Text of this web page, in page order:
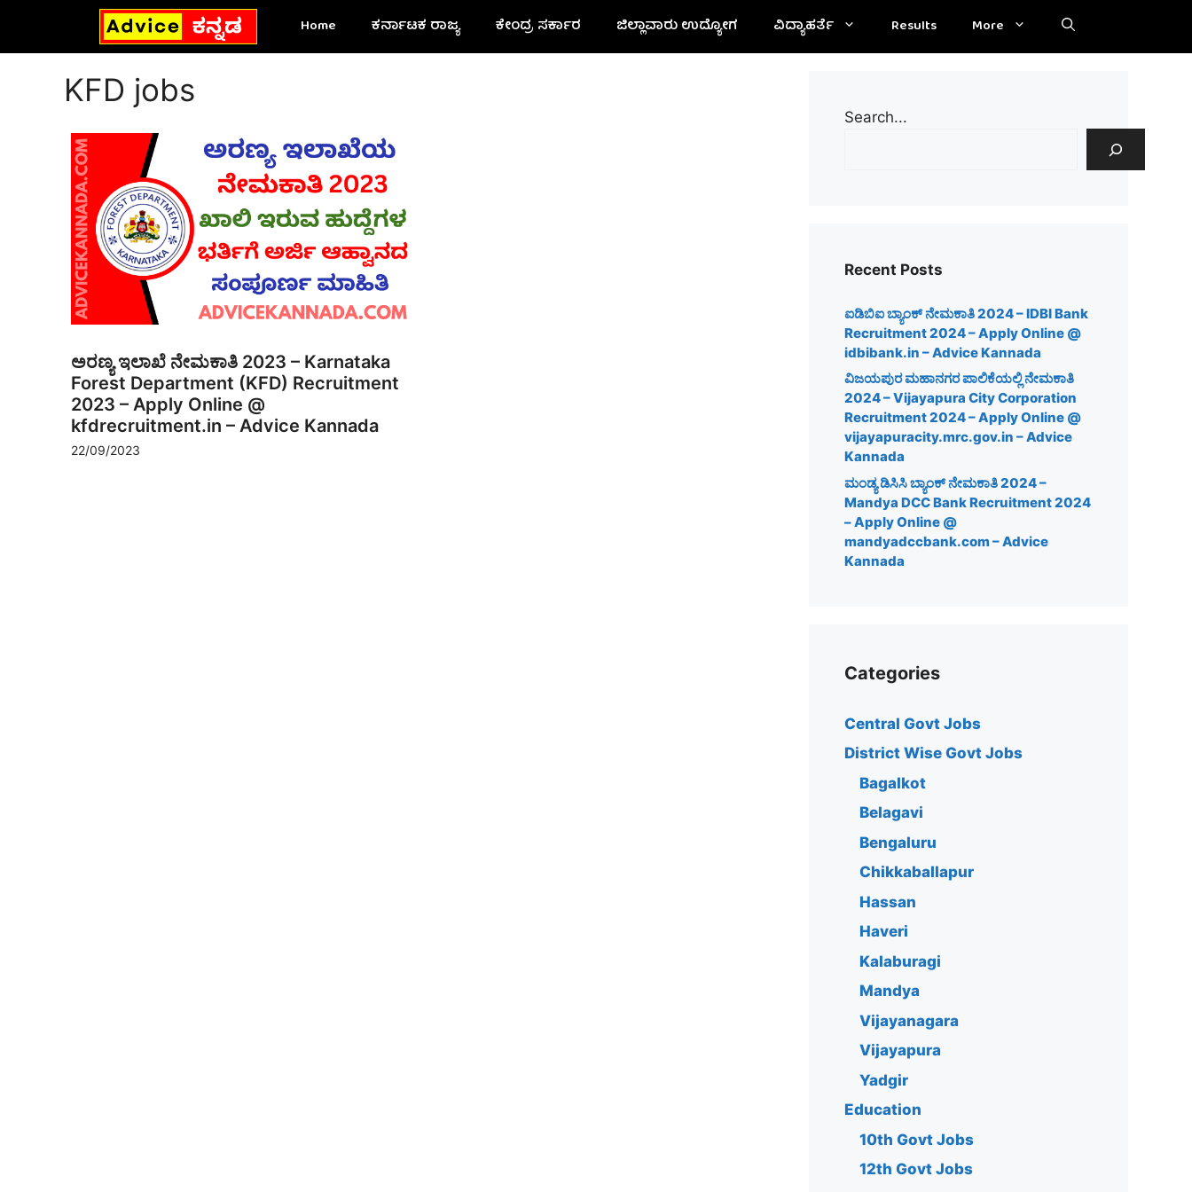
content
Home ಕರ್ನಾಟಕ ರಾಜ್ಯ ಕೇಂದ್ರ ಸರ್ಕಾರ ಜಿಲ್ಲಾವಾರು ಉದ್ಯೋಗ ವಿದ್ಯಾಹರ್ತೆ Results More
KFD jobs
ಅರಣ್ಯ ಇಲಾಖೆ ನೇಮಕಾತಿ 2023 – Karnataka
Forest Department (KFD) Recruitment
2023 – Apply Online @
kfdrecruitment.in – Advice Kannada
22/09/2023
Search...
Recent Posts
ಐಡಿಬಿಐ ಬ್ಯಾಂಕ್ ನೇಮಕಾತಿ 2024 – IDBI Bank
Recruitment 2024 – Apply Online @
idbibank.in – Advice Kannada
ವಿಜಯಪುರ ಮಹಾನಗರ ಪಾಲಿಕೆಯಲ್ಲಿ ನೇಮಕಾತಿ
2024 – Vijayapura City Corporation
Recruitment 2024 – Apply Online @
vijayapuracity.mrc.gov.in – Advice
Kannada
ಮಂಡ್ಯ ಡಿಸಿಸಿ ಬ್ಯಾಂಕ್ ನೇಮಕಾತಿ 2024 –
Mandya DCC Bank Recruitment 2024
– Apply Online @
mandyadccbank.com – Advice
Kannada
Categories
Central Govt Jobs
District Wise Govt Jobs
Bagalkot
Belagavi
Bengaluru
Chikkaballapur
Hassan
Haveri
Kalaburagi
Mandya
Vijayanagara
Vijayapura
Yadgir
Education
10th Govt Jobs
12th Govt Jobs